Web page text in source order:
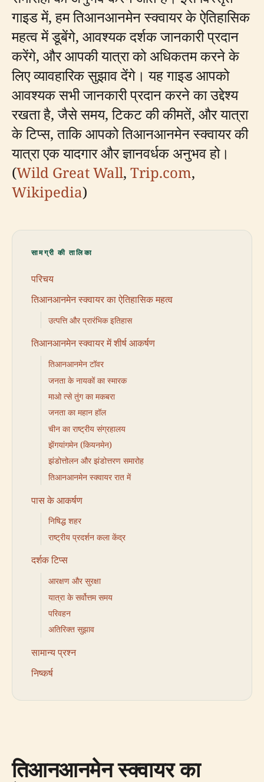
गाइड में, हम तिआनआनमेन स्क्वायर के ऐतिहासिक
महत्व में डूबेंगे, आवश्यक दर्शक जानकारी प्रदान
करेंगे, और आपकी यात्रा को अधिकतम करने के
लिए व्यावहारिक सुझाव देंगे। यह गाइड आपको
आवश्यक सभी जानकारी प्रदान करने का उद्देश्य
रखता है, जैसे समय, टिकट की कीमतें, और यात्रा
के टिप्स, ताकि आपको तिआनआनमेन स्क्वायर की
यात्रा एक यादगार और ज्ञानवर्धक अनुभव हो।
(Wild Great Wall, Trip.com,
Wikipedia)
सामग्री की तालिका
परिचय
तिआनआनमेन स्क्वायर का ऐतिहासिक महत्व
उत्पत्ति और प्रारंभिक इतिहास
तिआनआनमेन स्क्वायर में शीर्ष आकर्षण
तिआनआनमेन टॉवर
जनता के नायकों का स्मारक
माओ त्से तुंग का मकबरा
जनता का महान हॉल
चीन का राष्ट्रीय संग्रहालय
झेंगयांगमेन (कियनमेन)
झंडोत्तोलन और झंडोत्तरण समारोह
तिआनआनमेन स्क्वायर रात में
पास के आकर्षण
निषिद्ध शहर
राष्ट्रीय प्रदर्शन कला केंद्र
दर्शक टिप्स
आरक्षण और सुरक्षा
यात्रा के सर्वोत्तम समय
परिवहन
अतिरिक्त सुझाव
सामान्य प्रश्न
निष्कर्ष
तिआनआनमेन स्क्वायर का